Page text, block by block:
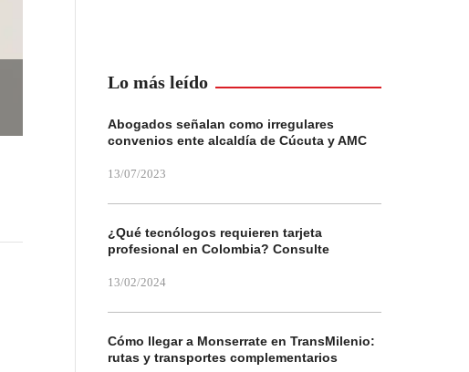
Lo más leído
Abogados señalan como irregulares
convenios ente alcaldía de Cúcuta y AMC
13/07/2023
¿Qué tecnólogos requieren tarjeta
profesional en Colombia? Consulte
13/02/2024
Cómo llegar a Monserrate en TransMilenio:
rutas y transportes complementarios